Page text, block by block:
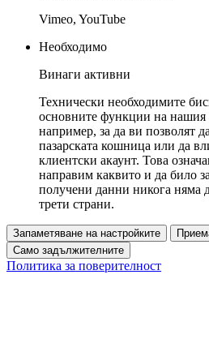
Vimeo, YouTube
Необходимо
Винаги активни
Технически необходимите
основните функции на нашия
например, за да ви позволят
пазарската кошница или да
клиентски акаунт. Това
направим каквито и да било
получени данни никога няма
трети страни.
Запаметяване на настройките
Само задължителните
Политика за поверителност